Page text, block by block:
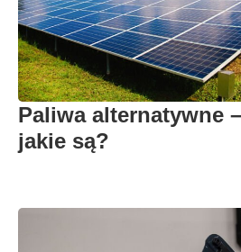
Paliwa alternatywne
jakie są?